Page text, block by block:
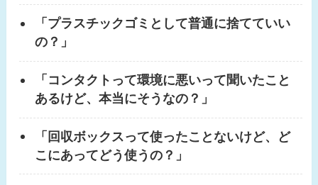
「プラスチックゴミとして普通に捨てていい
の？」
「コンタクトって環境に悪いって聞いたこと
あるけど、本当にそうなの？」
「回収ボックスって使ったことないけど、ど
こにあってどう使うの？」